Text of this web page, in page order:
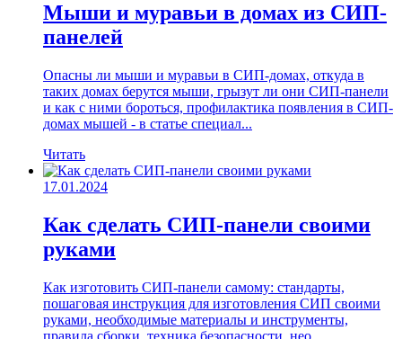
Мыши и муравьи в домах из СИП-
панелей
Опасны ли мыши и муравьи в СИП-домах, откуда в
таких домах берутся мыши, грызут ли они СИП-панели
и как с ними бороться, профилактика появления в СИП-
домах мышей - в статье специал...
Читать
17.01.2024
Как сделать СИП-панели своими
руками
Как изготовить СИП-панели самому: стандарты,
пошаговая инструкция для изготовления СИП своими
руками, необходимые материалы и инструменты,
правила сборки, техника безопасности, нео...